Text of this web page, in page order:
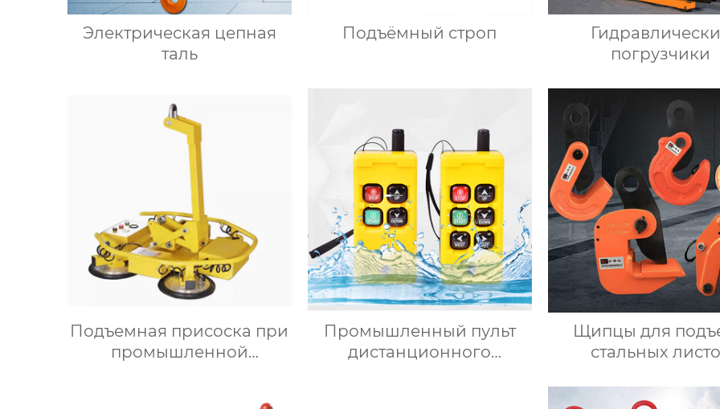
Электрическая цепная
таль
Подъёмный строп
погрузчики
Подъемная присоска при
промышленной
Промышленный пульт
дистанционного
Щипцы для
стальных